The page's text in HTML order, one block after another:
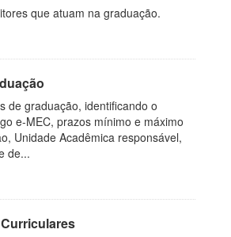
que atuam na graduação.
de graduação, identificando o
e-MEC, prazos mínimo e máximo
Unidade Acadêmica responsável,
de...